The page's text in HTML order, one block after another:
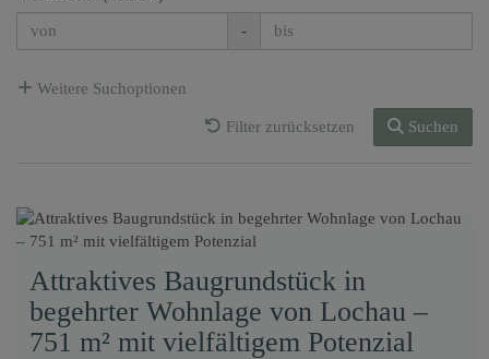
-
Weitere Suchoptionen
Filter zurücksetzen Suchen
Attraktives Baugrundstück in
begehrter Wohnlage von Lochau –
751 m² mit vielfältigem Potenzial